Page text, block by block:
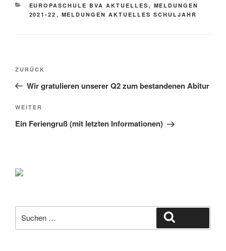
KATEGORIEN
EUROPASCHULE BVA AKTUELLES , MELDUNGEN
2021-22 , MELDUNGEN AKTUELLES SCHULJAHR
Beitragsnavigation
Vorheriger
Beitrag
ZURÜCK
Wir gratulieren unserer Q2 zum bestandenen Abitur
Nächster
Beitrag
WEITER
Ein Feriengruß (mit letzten Informationen)
nach: